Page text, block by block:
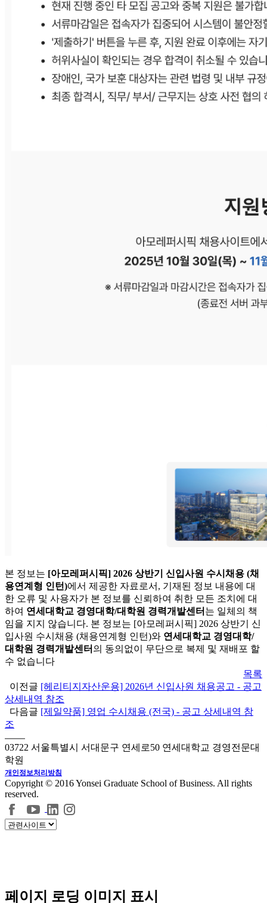
본 정보는 [아모레퍼시픽] 2026 상반기 신입사원 수시채용 (채
용연계형 인턴)에서 제공한 자료로서, 기재된 정보 내용에 대
한 오류 및 사용자가 본 정보를 신뢰하여 취한 모든 조치에 대
하여 연세대학교 경영대학/대학원 경력개발센터 는 일체의 책
임을 지지 않습니다. 본 정보는 [아모레퍼시픽] 2026 상반기 신
입사원 수시채용 (채용연계형 인턴)와 연세대학교 경영대학/
대학원 경력개발센터 의 동의없이 무단으로 복제 및 재배포 할
수 없습니다
목록
이전글 [헤리티지자산운용] 2026년 신입사원 채용공고 - 공고
상세내역 참조
다음글 [제일약품] 영업 수시채용 (전국) - 공고 상세내역 참
조
03722 서울특별시 서대문구 연세로50 연세대학교 경영전문대
학원
개인정보처리방침
Copyright © 2016 Yonsei Graduate School of Business. All rights
reserved.
페이지 로딩 이미지 표시